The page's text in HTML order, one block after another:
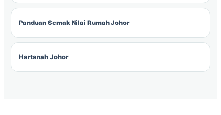
Panduan Semak Nilai Rumah Johor
Hartanah Johor